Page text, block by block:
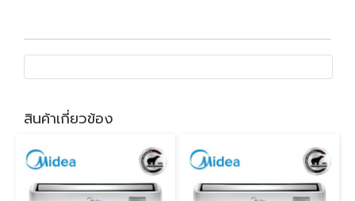
สินค้าเกี่ยวข้อง